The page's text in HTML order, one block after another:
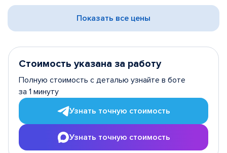
Показать все цены
Стоимость указана за работу
Полную стоимость с деталью узнайте в боте
за 1 минуту
Узнать точную стоимость
Узнать точную стоимость